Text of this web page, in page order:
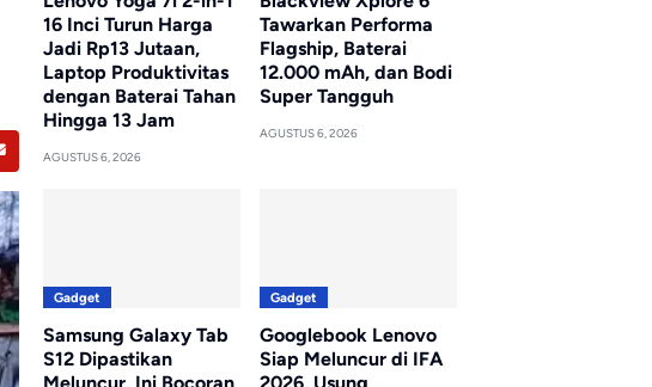
16 Inci Turun Harga
Jadi Rp13 Jutaan,
Laptop Produktivitas
dengan Baterai Tahan
Hingga 13 Jam
AGUSTUS 6, 2026
Tawarkan Performa
Flagship, Baterai
12.000 mAh, dan Bodi
Super Tangguh
AGUSTUS 6, 2026
Gadget
Samsung Galaxy Tab
S12 Dipastikan
Meluncur, Ini Bocoran
Gadget
Googlebook Lenovo
Siap Meluncur di IFA
2026, Usung